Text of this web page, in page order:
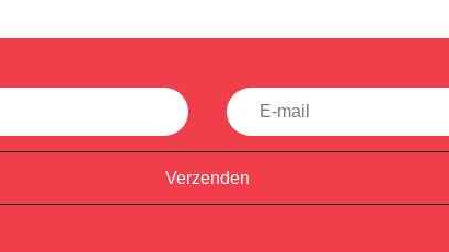
Verzenden